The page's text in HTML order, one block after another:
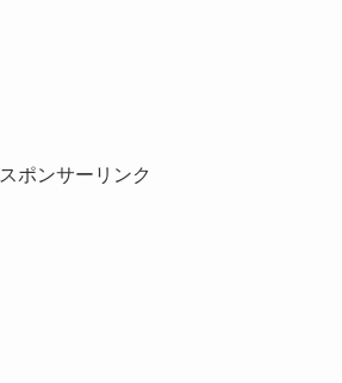
スポンサーリンク